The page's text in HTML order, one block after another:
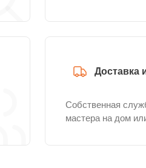
Доставка
Собственная
мастера на дом